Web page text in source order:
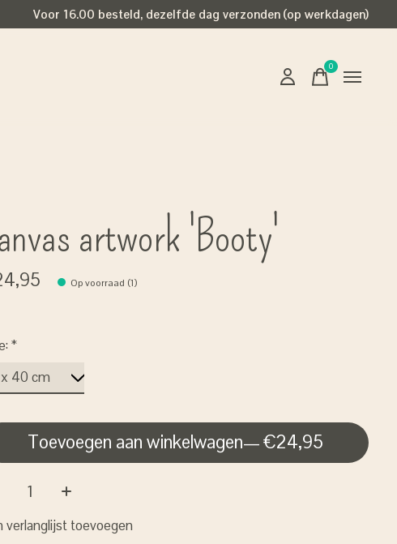
Voor 16.00 besteld, dezelfde dag verzonden (op werkdagen)
0items
artwork 'Booty'
Op voorraad (1)
*
Toevoegen aan winkelwagen
— €24,95
verlanglijst toevoegen